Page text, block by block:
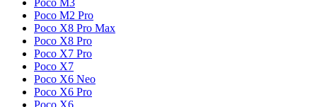
Poco M3
Poco M2 Pro
Poco X8 Pro Max
Poco X8 Pro
Poco X7 Pro
Poco X7
Poco X6 Neo
Poco X6 Pro
Poco X6